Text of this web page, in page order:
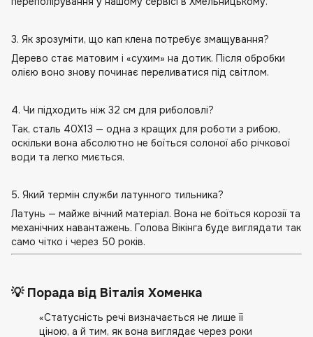
3. Як зрозуміти, що кап клена потребує змащування?
Дерево стає матовим і «сухим» на дотик. Після обробки
олією воно знову починає переливатися під світлом.
4. Чи підходить ніж 32 см для риболовлі?
Так, сталь 40Х13 — одна з кращих для роботи з рибою,
оскільки вона абсолютно не боїться солоної або річкової
води та легко миється.
5. Який термін служби латунного тильника?
Латунь — майже вічний матеріал. Вона не боїться корозії та
механічних навантажень. Голова Вікінга буде виглядати так
само чітко і через 50 років.
💡 Порада від Віталія Хоменка
«Статусність речі визначається не лише її
ціною, а й тим, як вона виглядає через роки